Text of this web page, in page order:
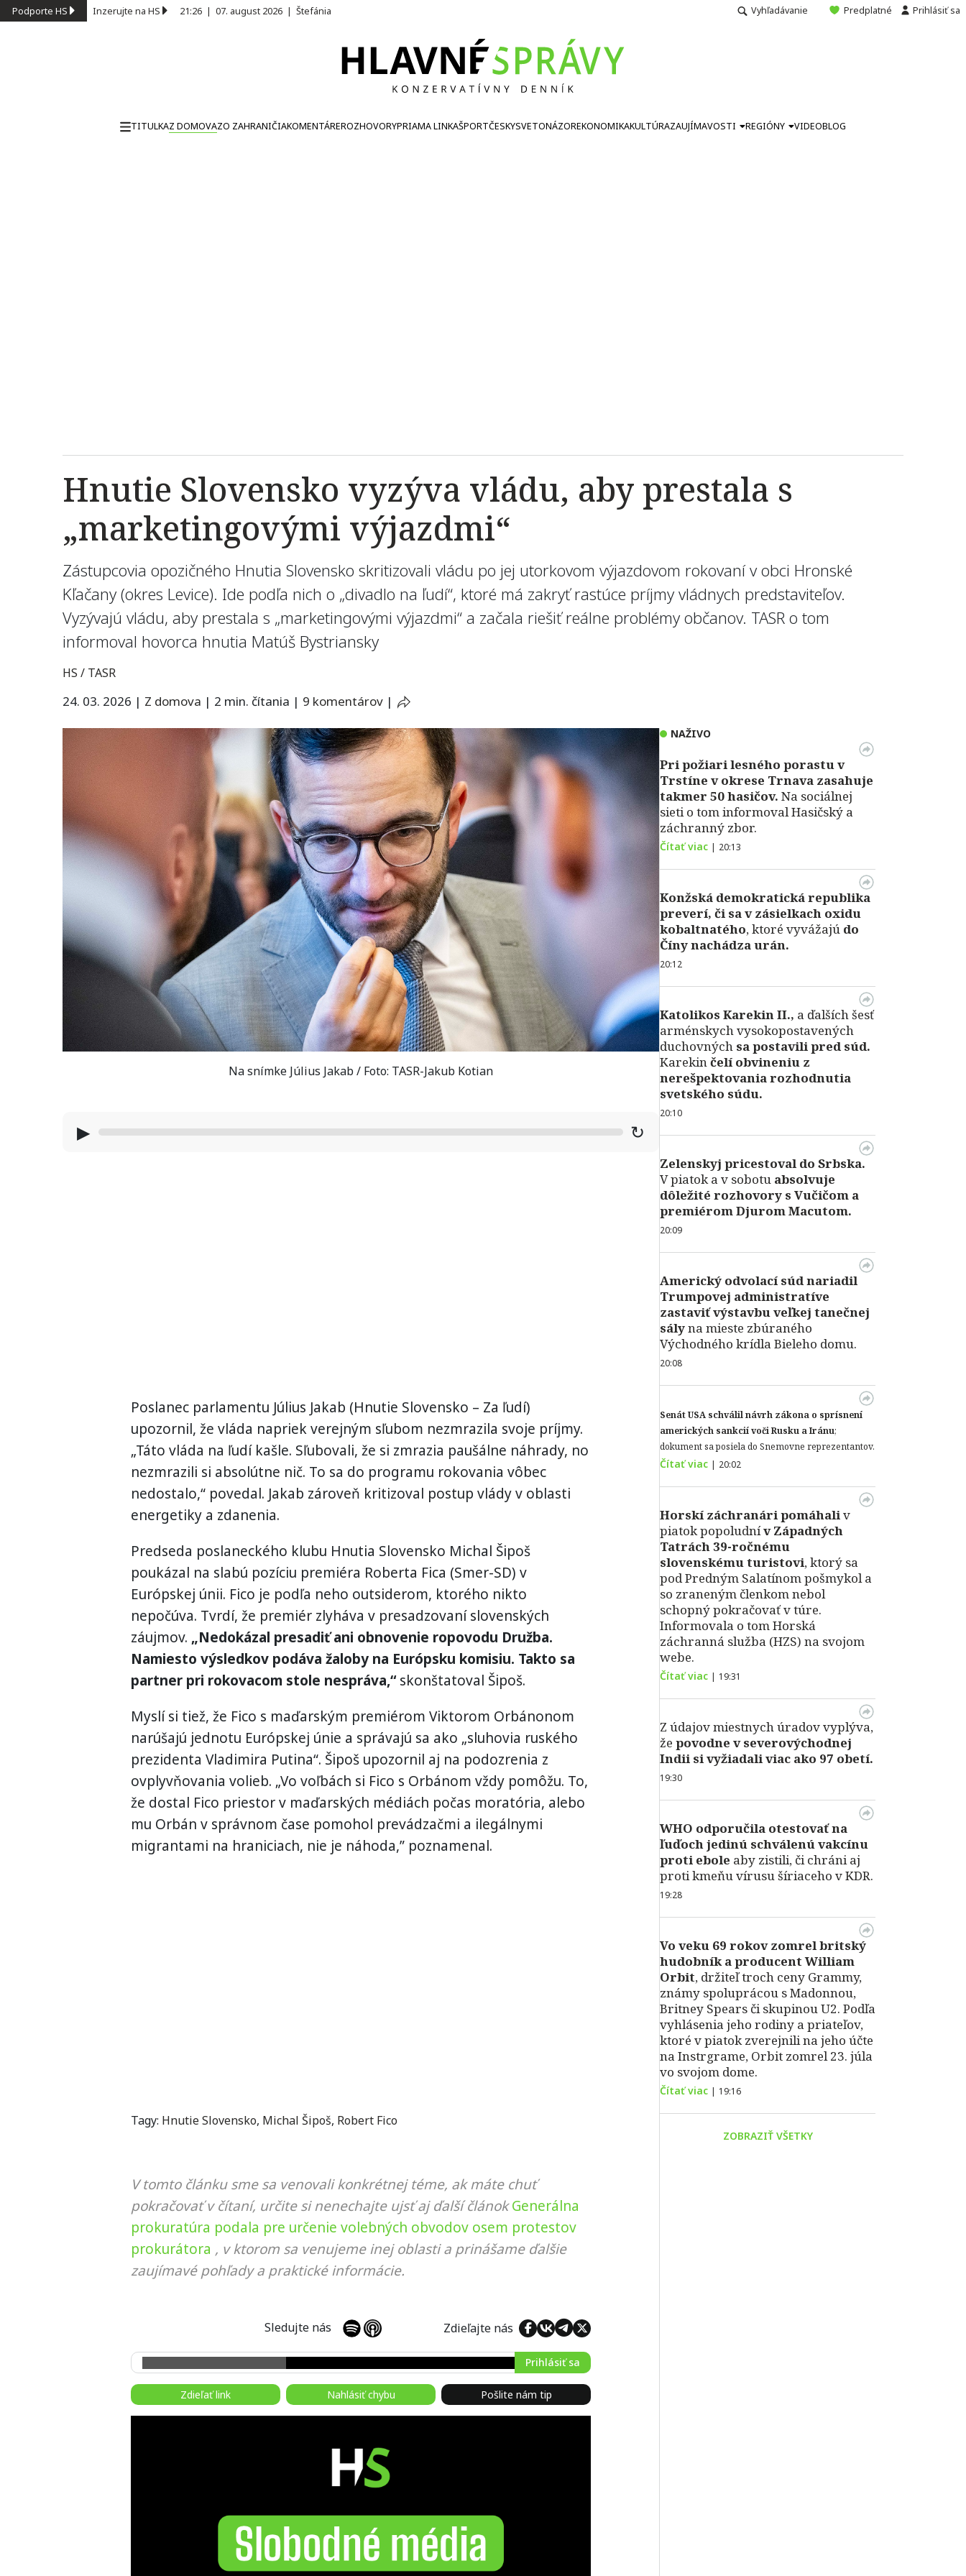
Podporte HS Inzerujte na HS 21:26 | 07. august 2026 | Štefánia Vyhľadávanie Predplatné Prihlásiť sa
TITULKAZ DOMOVAZO ZAHRANIČIAKOMENTÁREROZHOVORYPRIAMA LINKAŠPORTČESKYSVETONÁZOREKONOMIKAKULTÚRAZAUJÍMAVOSTI REGIÓNY VIDEOBLOG
Hnutie Slovensko vyzýva vládu, aby prestala s
„marketingovými výjazdmi“
Zástupcovia opozičného Hnutia Slovensko skritizovali vládu po jej utorkovom výjazdovom rokovaní v obci Hronské
Kľačany (okres Levice). Ide podľa nich o „divadlo na ľudí“, ktoré má zakryť rastúce príjmy vládnych predstaviteľov.
Vyzývajú vládu, aby prestala s „marketingovými výjazdmi“ a začala riešiť reálne problémy občanov. TASR o tom
informoval hovorca hnutia Matúš Bystriansky
HS / TASR
24. 03. 2026 | Z domova | 2 min. čítania | 9 komentárov |
Na snímke Július Jakab / Foto: TASR-Jakub Kotian
▶ ↻
Poslanec parlamentu Július Jakab (Hnutie Slovensko – Za ľudí)
upozornil, že vláda napriek verejným sľubom nezmrazila svoje príjmy.
„Táto vláda na ľudí kašle. Sľubovali, že si zmrazia paušálne náhrady, no
nezmrazili si absolútne nič. To sa do programu rokovania vôbec
nedostalo,“ povedal. Jakab zároveň kritizoval postup vlády v oblasti
energetiky a zdanenia.
Predseda poslaneckého klubu Hnutia Slovensko Michal Šipoš
poukázal na slabú pozíciu premiéra Roberta Fica (Smer-SD) v
Európskej únii. Fico je podľa neho outsiderom, ktorého nikto
nepočúva. Tvrdí, že premiér zlyháva v presadzovaní slovenských
záujmov. „Nedokázal presadiť ani obnovenie ropovodu Družba.
Namiesto výsledkov podáva žaloby na Európsku komisiu. Takto sa
partner pri rokovacom stole nespráva,“skonštatoval Šipoš.
Myslí si tiež, že Fico s maďarským premiérom Viktorom Orbánonom
narúšajú jednotu Európskej únie a správajú sa ako „sluhovia ruského
prezidenta Vladimira Putina“. Šipoš upozornil aj na podozrenia z
ovplyvňovania volieb. „Vo voľbách si Fico s Orbánom vždy pomôžu. To,
že dostal Fico priestor v maďarských médiách počas moratória, alebo
mu Orbán v správnom čase pomohol prevádzačmi a ilegálnymi
migrantami na hraniciach, nie je náhoda,” poznamenal.
Tagy: Hnutie Slovensko, Michal Šipoš, Robert Fico
V tomto článku sme sa venovali konkrétnej téme, ak máte chuť
pokračovať v čítaní, určite si nenechajte ujsť aj ďalší článok Generálna
prokuratúra podala pre určenie volebných obvodov osem protestov
prokurátora , v ktorom sa venujeme inej oblasti a prinášame ďalšie
zaujímavé pohľady a praktické informácie.
Sledujte nás Zdieľajte nás
Prihlásiť sa
Zdieľať link Nahlásiť chybu Pošlite nám tip
NAŽIVO
Pri požiari lesného porastu v
Trstíne v okrese Trnava zasahuje
takmer 50 hasičov. Na sociálnej
sieti o tom informoval Hasičský a
záchranný zbor.
Čítať viac | 20:13
Konžská demokratická republika
preverí, či sa v zásielkach oxidu
kobaltnatého, ktoré vyvážajú do
Číny nachádza urán.
20:12
Katolikos Karekin II., a ďalších šesť
arménskych vysokopostavených
duchovných sa postavili pred súd.
Karekinčelí obvineniu z
nerešpektovania rozhodnutia
svetského súdu.
20:10
Zelenskyj pricestoval do Srbska.
V piatok a v sobotu absolvuje
dôležité rozhovory s Vučičom a
premiérom Djurom Macutom.
20:09
Americký odvolací súd nariadil
Trumpovej administratíve
zastaviť výstavbu veľkej tanečnej
sályna mieste zbúraného
Východného krídla Bieleho domu.
20:08
Senát USA schválil návrh zákona o sprísnení
amerických sankcií voči Rusku a Iránu;
dokument sa posiela do Snemovne reprezentantov.
Čítať viac | 20:02
Horskí záchranári pomáhaliv
piatok popoludnív Západných
Tatrách 39-ročnému
slovenskému turistovi, ktorý sa
pod Predným Salatínom pošmykol a
so zraneným členkom nebol
schopný pokračovať v túre.
Informovala o tom Horská
záchranná služba (HZS) na svojom
webe.
Čítať viac | 19:31
Z údajov miestnych úradov vyplýva,
že povodne v severovýchodnej
Indii si vyžiadali viac ako 97 obetí.
19:30
WHO odporučila otestovať na
ľuďoch jedinú schválenú vakcínu
proti ebole aby zistili, či chráni aj
proti kmeňu vírusu šíriaceho v KDR.
19:28
Vo veku 69 rokov zomrel britský
hudobník a producent William
Orbit, držiteľ troch ceny Grammy,
známy spoluprácou s Madonnou,
Britney Spears či skupinou U2. Podľa
vyhlásenia jeho rodiny a priateľov,
ktoré v piatok zverejnili na jeho účte
na Instrgrame, Orbit zomrel 23. júla
vo svojom dome.
Čítať viac | 19:16
ZOBRAZIŤ VŠETKY